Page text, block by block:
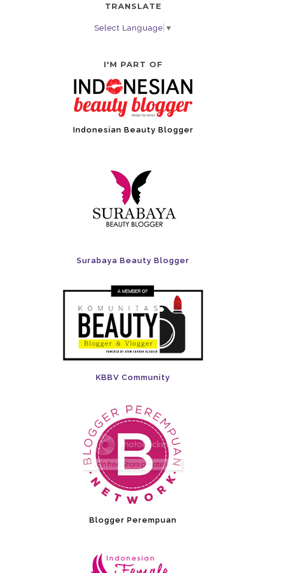
TRANSLATE
Select Language ▼
I'M PART OF
Indonesian Beauty Blogger
Surabaya Beauty Blogger
KBBV Community
Blogger Perempuan